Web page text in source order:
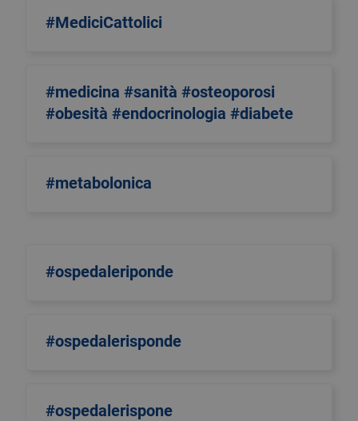
#MediciCattolici
#medicina #sanità #osteoporosi
#obesità #endocrinologia #diabete
#metabolonica
#ospedaleriponde
#ospedalerisponde
#ospedalerispone